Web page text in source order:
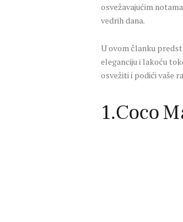
osvežavajućim
vedrih dana.
U ovom članku
eleganciju i lakoću
osvežiti i podići vaše
1.Coco